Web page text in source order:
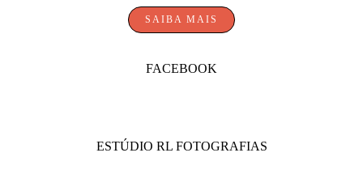
SAIBA MAIS
FACEBOOK
ESTÚDIO RL FOTOGRAFIAS